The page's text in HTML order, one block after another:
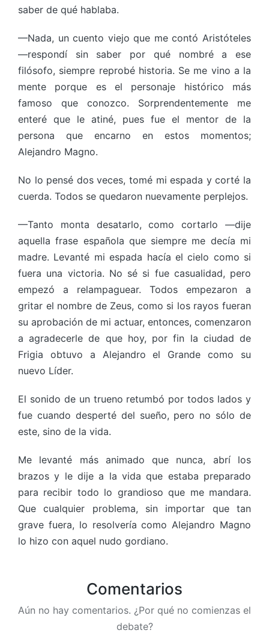
saber de qué hablaba.
—Nada, un cuento viejo que me contó Aristóteles
—respondí sin saber por qué nombré a ese
filósofo, siempre reprobé historia. Se me vino a la
mente porque es el personaje histórico más
famoso que conozco. Sorprendentemente me
enteré que le atiné, pues fue el mentor de la
persona que encarno en estos momentos;
Alejandro Magno.
No lo pensé dos veces, tomé mi espada y corté la
cuerda. Todos se quedaron nuevamente perplejos.
—Tanto monta desatarlo, como cortarlo —dije
aquella frase española que siempre me decía mi
madre. Levanté mi espada hacía el cielo como si
fuera una victoria. No sé si fue casualidad, pero
empezó a relampaguear. Todos empezaron a
gritar el nombre de Zeus, como si los rayos fueran
su aprobación de mi actuar, entonces, comenzaron
a agradecerle de que hoy, por fin la ciudad de
Frigia obtuvo a Alejandro el Grande como su
nuevo Líder.
El sonido de un trueno retumbó por todos lados y
fue cuando desperté del sueño, pero no sólo de
este, sino de la vida.
Me levanté más animado que nunca, abrí los
brazos y le dije a la vida que estaba preparado
para recibir todo lo grandioso que me mandara.
Que cualquier problema, sin importar que tan
grave fuera, lo resolvería como Alejandro Magno
lo hizo con aquel nudo gordiano.
Comentarios
Aún no hay comentarios. ¿Por qué no comienzas el
debate?